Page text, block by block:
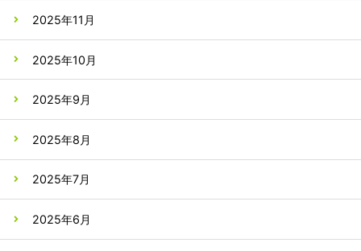
2025年11月
2025年10月
2025年9月
2025年8月
2025年7月
2025年6月